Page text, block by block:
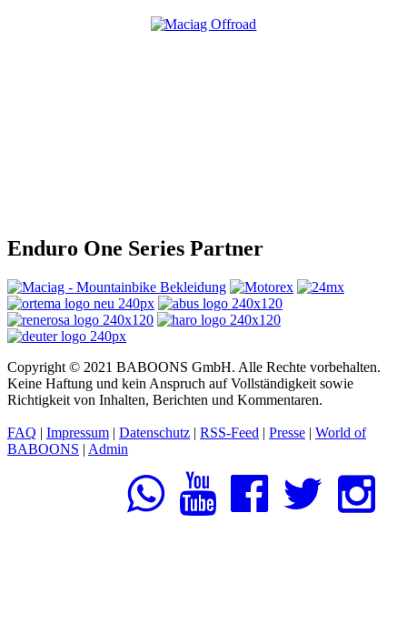
Enduro One Series Partner
Copyright © 2021 BABOONS GmbH. Alle Rechte vorbehalten.
Keine Haftung und kein Anspruch auf Vollständigkeit sowie
Richtigkeit von Inhalten, Berichten und Kommentaren.
FAQ | Impressum | Datenschutz | RSS-Feed | Presse | World of
BABOONS | Admin